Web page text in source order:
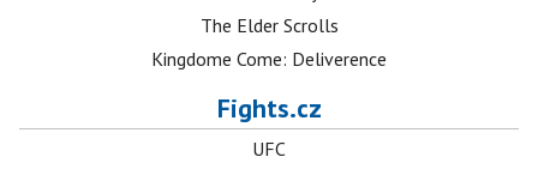
The Elder Scrolls
Kingdome Come: Deliverence
Fights.cz
UFC